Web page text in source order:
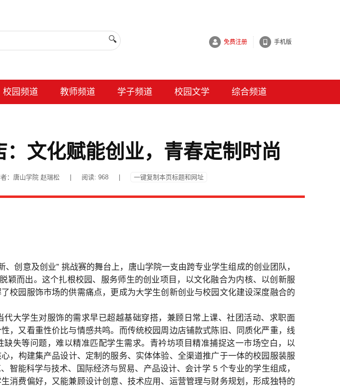
🔍 免费注册 手机版
校园频道 教师频道 学子频道 校园文学 综合频道
文化赋能创业，青春定制时尚
：唐山学院 赵瑞松 | 阅读: 968| 一键复制本页标题和网址
、创意及创业” 挑战赛的舞台上，唐山学院一支由跨专业学生组成的创业团队，
颖而出。这个扎根校园、服务师生的创业项目，以文化融合为内核、以创新服
校园服饰市场的供需痛点，更成为大学生创新创业与校园文化建设深度融合的
大学生对服饰的需求早已超越基础穿搭，兼顾日常上课、社团活动、求职面
，又看重性价比与情感共鸣。而传统校园周边店铺款式陈旧、同质化严重，线
失等问题，难以精准匹配学生需求。青衿坊项目精准捕捉这一市场空白，以
，构建集产品设计、定制的服务、实体体验、全渠道推广于一体的校园服装服
智能科学与技术、国际经济与贸易、产品设计、会计学 5 个专业的学生组成，
消费偏好，又能兼顾设计创意、技术应用、运营管理与财务规划，形成独特的